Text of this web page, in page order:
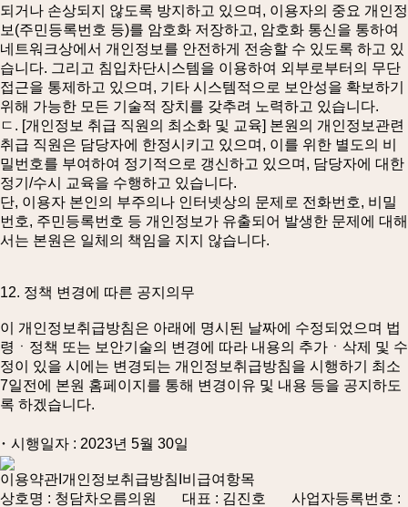
되거나 손상되지 않도록 방지하고 있으며, 이용자의 중요 개인정
보(주민등록번호 등)를 암호화 저장하고, 암호화 통신을 통하여
네트워크상에서 개인정보를 안전하게 전송할 수 있도록 하고 있
습니다. 그리고 침입차단시스템을 이용하여 외부로부터의 무단
접근을 통제하고 있으며, 기타 시스템적으로 보안성을 확보하기
위해 가능한 모든 기술적 장치를 갖추려 노력하고 있습니다.
ㄷ. [개인정보 취급 직원의 최소화 및 교육] 본원의 개인정보관련
취급 직원은 담당자에 한정시키고 있으며, 이를 위한 별도의 비
밀번호를 부여하여 정기적으로 갱신하고 있으며, 담당자에 대한
정기/수시 교육을 수행하고 있습니다.
단, 이용자 본인의 부주의나 인터넷상의 문제로 전화번호, 비밀
번호, 주민등록번호 등 개인정보가 유출되어 발생한 문제에 대해
서는 본원은 일체의 책임을 지지 않습니다.
12. 정책 변경에 따른 공지의무
이 개인정보취급방침은 아래에 명시된 날짜에 수정되었으며 법
령ㆍ정책 또는 보안기술의 변경에 따라 내용의 추가ㆍ삭제 및 수
정이 있을 시에는 변경되는 개인정보취급방침을 시행하기 최소
7일전에 본원 홈페이지를 통해 변경이유 및 내용 등을 공지하도
록 하겠습니다.
･ 시행일자 : 2023년 5월 30일
이용약관 개인정보취급방침 비급여항목
상호명 : 청담차오름의원 대표 : 김진호 사업자등록번호 :